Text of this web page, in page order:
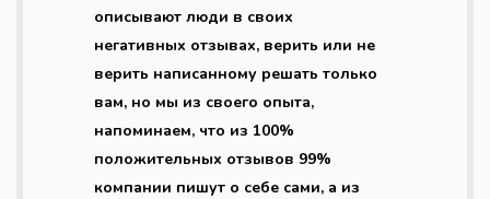
описывают люди в своих
негативных отзывах, верить или не
верить написанному решать только
вам, но мы из своего опыта,
напоминаем, что из 100%
положительных отзывов 99%
компании пишут о себе сами, а из